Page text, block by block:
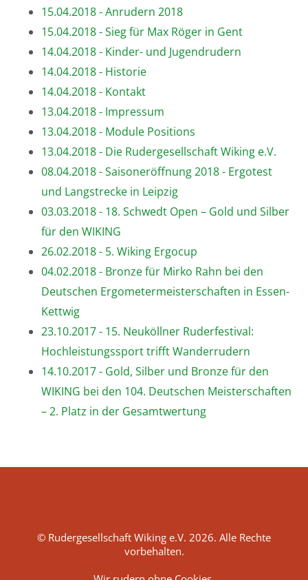
15.04.2018 - Anrudern 2018
15.04.2018 - Sieg für Max Röger in Gent
14.04.2018 - Kinder- und Jugendrudern
14.04.2018 - Historie
14.04.2018 - Kontakt
13.04.2018 - Impressum
13.04.2018 - Module Positions
13.04.2018 - Die Rudergesellschaft Wiking e.V.
08.04.2018 - Saisoneröffnung 2018 - Ergotest
und Langstrecke in Leipzig
03.03.2018 - 18. Schwedt Open – Gold und Silber
für den WIKING
26.02.2018 - 5. Wiking Ergocup
04.02.2018 - Bronze für Mirko Rahn bei den
Deutschen Ergometermeisterschaften in Essen-
Kettwig
23.10.2017 - 15. Neuköllner Ruderfestival:
Hochleistungssport trifft Wanderrudern
14.10.2017 - Gold, Silber und Bronze für den
WIKING bei den 104. Deutschen Meisterschaften
– 2. Platz in der Gesamtwertung
© Rudergesellschaft Wiking e.V. 2026. Alle Rechte
vorbehalten.